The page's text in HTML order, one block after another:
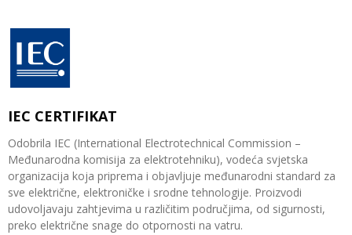
IEC CERTIFIKAT
Odobrila IEC (International Electrotechnical Commission –
Međunarodna komisija za elektrotehniku), vodeća svjetska
organizacija koja priprema i objavljuje međunarodni standard za
sve električne, elektroničke i srodne tehnologije. Proizvodi
udovoljavaju zahtjevima u različitim područjima, od sigurnosti,
preko električne snage do otpornosti na vatru.